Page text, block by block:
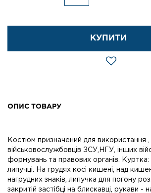
КУПИТИ
ОПИС ТОВАРУ
Костюм призначений для використання ,
військовослужбовців ЗСУ,НГУ, інших
формувань та правових органів. Куртка:
липучці. На грудях косі кишені, над
нагрудних знаків, липучка для погону
закритій застібці на блискавці, рукави -